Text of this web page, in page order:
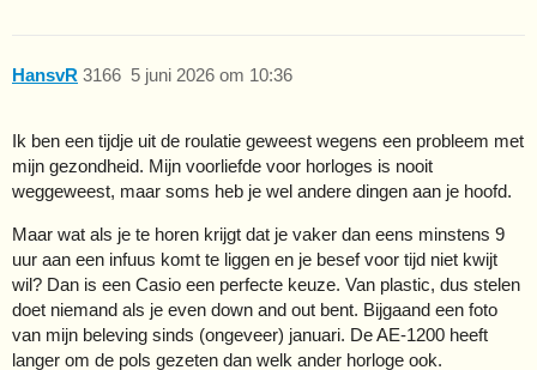
HansvR 5 juni 2026 om 10:36
3166
Ik ben een tijdje uit de roulatie geweest wegens een probleem met
mijn gezondheid. Mijn voorliefde voor horloges is nooit
weggeweest, maar soms heb je wel andere dingen aan je hoofd.
Maar wat als je te horen krijgt dat je vaker dan eens minstens 9
uur aan een infuus komt te liggen en je besef voor tijd niet kwijt
wil? Dan is een Casio een perfecte keuze. Van plastic, dus stelen
doet niemand als je even down and out bent. Bijgaand een foto
van mijn beleving sinds (ongeveer) januari. De AE-1200 heeft
langer om de pols gezeten dan welk ander horloge ook.